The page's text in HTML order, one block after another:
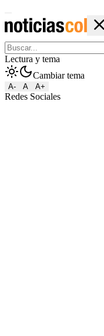
Lectura y tema
Cambiar tema
A- A A+
Redes Sociales